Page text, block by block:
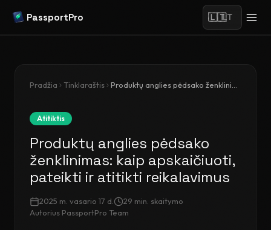
PassportPro 🇱🇹LT
Pradžia Tinklaraštis
Atitiktis
Produktų anglies pėdsako
ženklinimas: kaip apskaičiuoti,
pateikti ir atitikti reikalavimus
2025 m. vasario 17 d. 29 min. skaitymo
Autorius PassportPro Team